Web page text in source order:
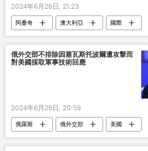
2024年6月26日, 21:23
阿桑奇 澳大利亞 國際
俄外交部不排除因塞瓦斯托波爾遭攻擊而
對美國採取軍事技術回應
2024年6月26日, 20:59
俄羅斯 俄外交部 美國